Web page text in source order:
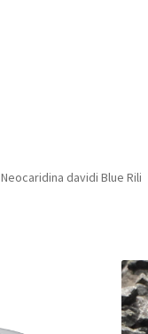
Neocaridina davidi Blue Rili